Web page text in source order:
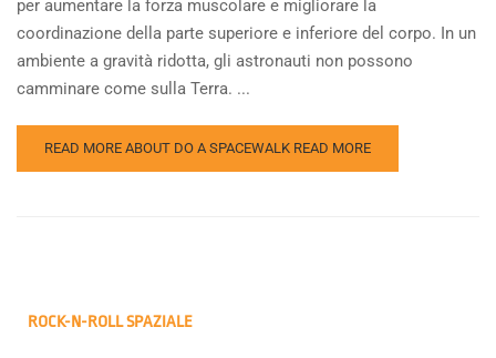
per aumentare la forza muscolare e migliorare la
coordinazione della parte superiore e inferiore del corpo. In un
ambiente a gravità ridotta, gli astronauti non possono
camminare come sulla Terra. ...
READ MORE ABOUT DO A SPACEWALK READ MORE
ROCK-N-ROLL SPAZIALE